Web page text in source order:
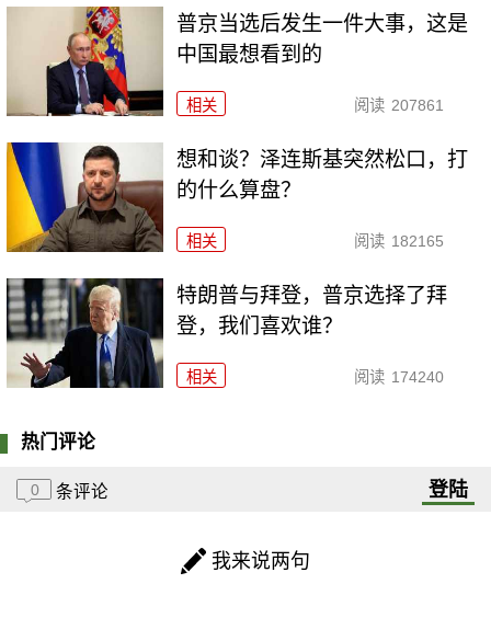
普京当选后发生一件大事，这是
中国最想看到的
相关 阅读 207861
想和谈？泽连斯基突然松口，打
的什么算盘？
相关 阅读 182165
特朗普与拜登，普京选择了拜
登，我们喜欢谁？
相关 阅读 174240
热门评论
0 条评论 登陆
我来说两句